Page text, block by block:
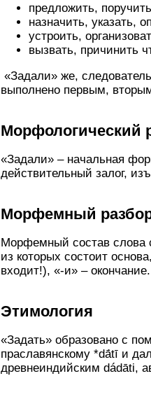
предложить,
назначить, указать,
устроить,
вызвать, причинить
«Задали» же,
выполнено первым,
Морфологический
«Задали» – начальная
действительный залог,
Морфемный
Морфемный состав слова
из которых состоит
входит!), «-и» – окончание.
Этимология
«Задать» образовано с
праславянскому *dā́tī и
древнеиндийским dádāti,